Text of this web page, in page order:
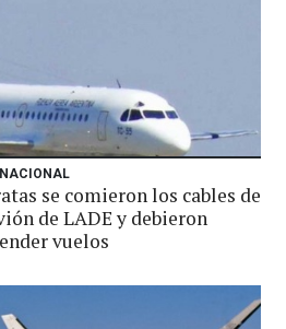
se comieron los cables de
de LADE y debieron
vuelos